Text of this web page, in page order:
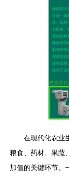
在现代化农业
粮食、药材、果蔬
加值的关键环节。